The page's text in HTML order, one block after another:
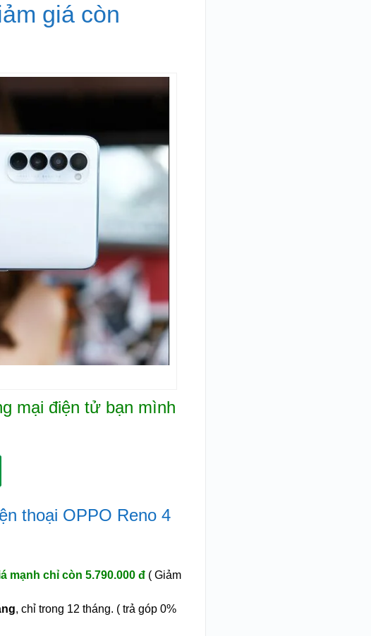
giá còn
mại điện tử bạn mình
thoại OPPO Reno 4
mạnh chỉ còn 5.790.000 đ ( Giảm
, chỉ trong 12 tháng. ( trả góp 0%